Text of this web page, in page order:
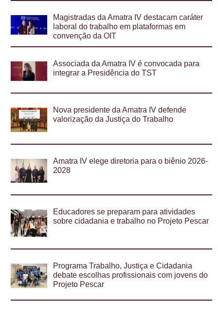
Magistradas da Amatra IV destacam caráter
laboral do trabalho em plataformas em
convenção da OIT
Associada da Amatra IV é convocada para
integrar a Presidência do TST
Nova presidente da Amatra IV defende
valorização da Justiça do Trabalho
Amatra IV elege diretoria para o biênio 2026-
2028
Educadores se preparam para atividades
sobre cidadania e trabalho no Projeto Pescar
Programa Trabalho, Justiça e Cidadania
debate escolhas profissionais com jovens do
Projeto Pescar